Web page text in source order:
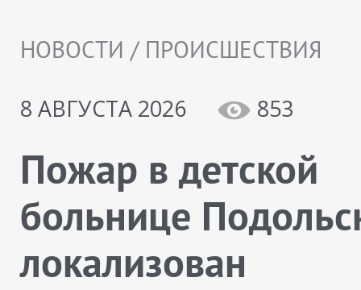
НОВОСТИ / ПРОИСШЕСТВИЯ
8 АВГУСТА 2026
853
Пожар в детской
больнице
локализован